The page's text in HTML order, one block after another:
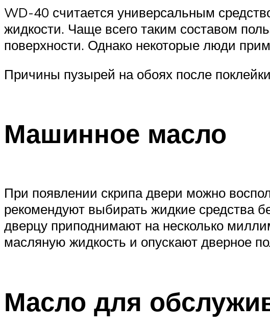
WD-40 считается универсальным
жидкости. Чаще всего таким составом
поверхности. Однако некоторые люди
Причины пузырей на обоях после
Машинное масло
При появлении скрипа двери можно
рекомендуют выбирать жидкие средства
дверцу приподнимают на несколько
масляную жидкость и опускают дверное
Масло для